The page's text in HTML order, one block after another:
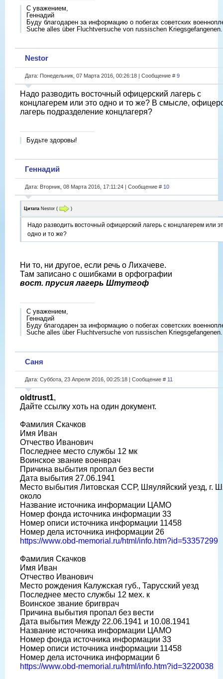
С уважением,
Геннадий
Буду благодарен за информацию о побегах советских
Suche alles über Fluchtversuche von russischen Kriegsgefangenen.
Nestor
Дата: Понедельник, 07 Марта 2016, 00:26:18 | Сообщение # 9
Надо разводить восточный офицерский лагерь с
концлагерем или это одно и то же? В смысле,
лагерь подразделение концлагеря?
Будьте здоровы!
Геннадий
Дата: Вторник, 08 Марта 2016, 17:11:24 | Сообщение # 10
Цитата Nestor ( )
Надо разводить восточный офицерский лагерь с концлагерем или
одно и то же?
Ни то, ни другое, если речь о Лихачеве.
Там записано с ошибками в орфографии
вост. прусия лагерь Штутгоф
С уважением,
Геннадий
Буду благодарен за информацию о побегах советских
Suche alles über Fluchtversuche von russischen Kriegsgefangenen.
Саня
Дата: Суббота, 23 Апреля 2016, 00:25:18 | Сообщение # 11
oldtrust1,
Дайте ссылку хоть на один документ.
Фамилия Скачков
Имя Иван
Отчество Иванович
Последнее место службы 12 мк
Воинское звание военврач
Причина выбытия пропал без вести
Дата выбытия 27.06.1941
Место выбытия Литовская ССР, Шяуляйский уезд, г.
около
Название источника информации ЦАМО
Номер фонда источника информации 33
Номер описи источника информации 11458
Номер дела источника информации 26
https://www.obd-memorial.ru/html/info.htm?id=53357299
Фамилия Скачков
Имя Иван
Отчество Иванович
Место рождения Калужская губ., Тарусский уезд
Последнее место службы 12 мех. к
Воинское звание бригврач
Причина выбытия пропал без вести
Дата выбытия Между 22.06.1941 и 10.08.1941
Название источника информации ЦАМО
Номер фонда источника информации 33
Номер описи источника информации 11458
Номер дела источника информации 6
https://www.obd-memorial.ru/html/info.htm?id=3220038